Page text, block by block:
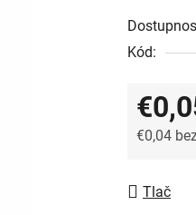
Kód:
€0,04
Tlač